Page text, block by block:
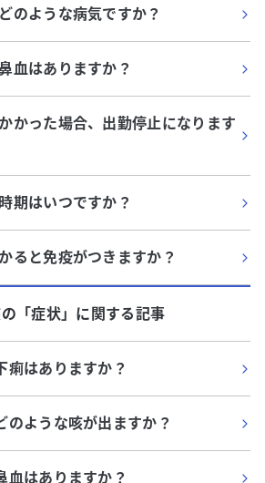
のような病気ですか？
血はありますか？
かった場合、出勤停止になります
期はいつですか？
ると免疫がつきますか？
の「症状」に関する記事
痢はありますか？
のような咳が出ますか？
血はありますか？